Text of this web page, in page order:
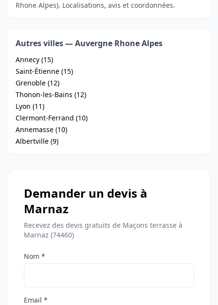
Rhone Alpes). Localisations, avis et coordonnées.
Autres villes — Auvergne Rhone Alpes
Annecy (15)
Saint-Étienne (15)
Grenoble (12)
Thonon-les-Bains (12)
Lyon (11)
Clermont-Ferrand (10)
Annemasse (10)
Albertville (9)
Demander un devis à
Marnaz
Recevez des devis gratuits de Maçons terrasse à
Marnaz (74460)
Nom *
Email *